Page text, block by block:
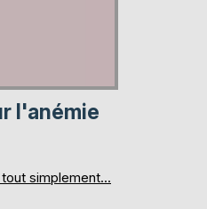
l'anémie
simplement...